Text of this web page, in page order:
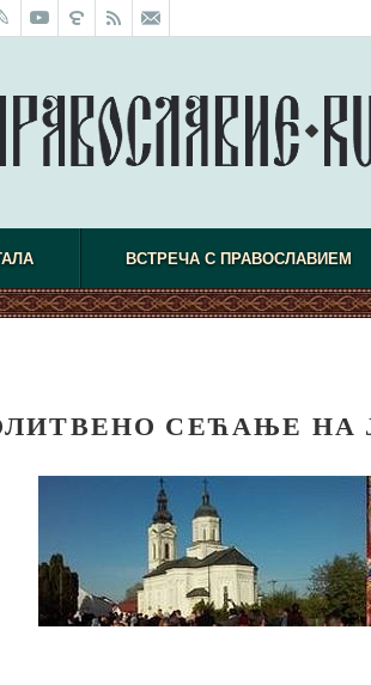
ВСТРЕЧА С ПРАВОСЛАВИЕМ
СЕЋАЊЕ НА